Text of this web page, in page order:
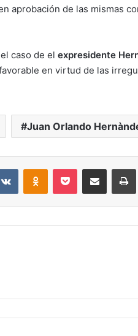
aprobación de las mismas
caso de el expresidente
en virtud de las
Juan Orlando
VKontakteOdnoklassniki
Pocket compartit via email